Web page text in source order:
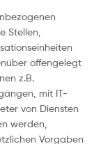
Stellen,
offengelegt
z.B.
mit IT-
von Diensten
werden,
Vorgaben